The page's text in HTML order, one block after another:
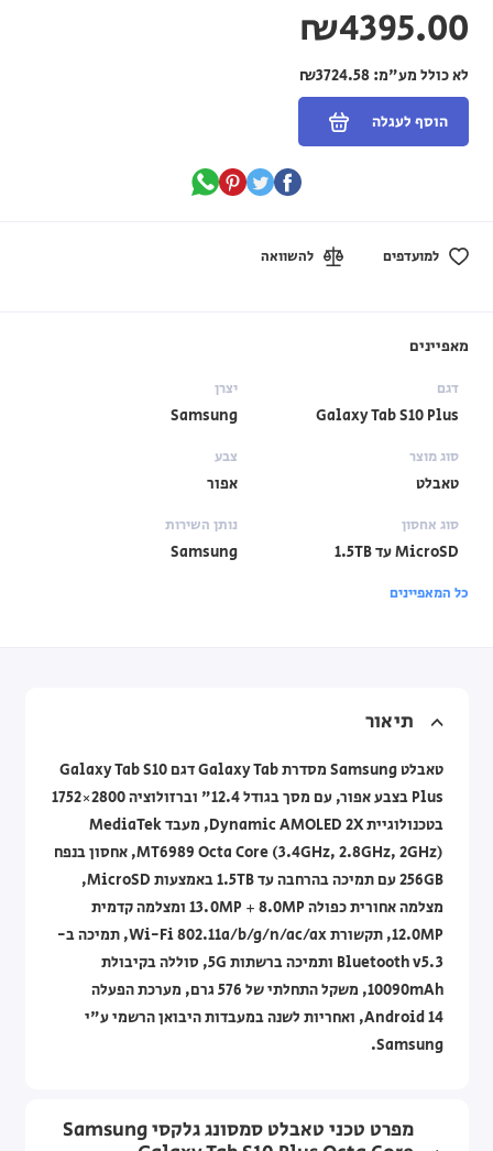
₪4395.00
לא כולל מע"מ:₪3724.58
הוסף לעגלה
למועדפים להשוואה
מאפיינים
דגם
Galaxy Tab S10 Plus
יצרן
Samsung
סוג מוצר
טאבלט
צבע
אפור
סוג אחסון
MicroSD עד 1.5TB
נותן השירות
Samsung
כל המאפיינים
תיאור
טאבלט Samsung מסדרת Galaxy Tab דגם Galaxy Tab S10
Plus בצבע אפור, עם מסך בגודל 12.4" וברזולוציה 2800×1752
בטכנולוגיית Dynamic AMOLED 2X, מעבד MediaTek
MT6989 Octa Core (3.4GHz, 2.8GHz, 2GHz), אחסון בנפח
256GB עם תמיכה בהרחבה עד 1.5TB באמצעות MicroSD,
מצלמה אחורית כפולה 13.0MP + 8.0MP ומצלמה קדמית
12.0MP, תקשורת Wi-Fi 802.11a/b/g/n/ac/ax, תמיכה ב-
Bluetooth v5.3 ותמיכה ברשתות 5G, סוללה בקיבולת
10090mAh, משקל התחלתי של 576 גרם, מערכת הפעלה
Android 14, ואחריות לשנה במעבדות היבואן הרשמי ע"י
Samsung.
מפרט טכני טאבלט סמסונג גלקסי Samsung